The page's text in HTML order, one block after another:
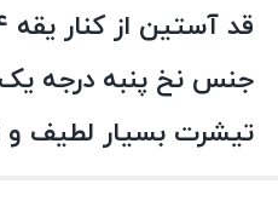
قد آستین از کنار یقه ۴۴ سانتی متر
جنس نخ پنبه درجه یک
تیشرت بسیار لطیف